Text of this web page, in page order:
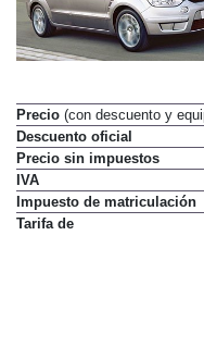
Precio (con descuento y
Descuento oficial
Precio sin impuestos
IVA
Impuesto de matriculación
Tarifa de